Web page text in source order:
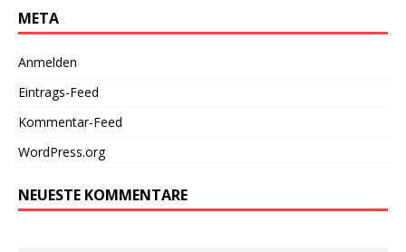
META
Anmelden
Eintrags-Feed
Kommentar-Feed
WordPress.org
NEUESTE KOMMENTARE